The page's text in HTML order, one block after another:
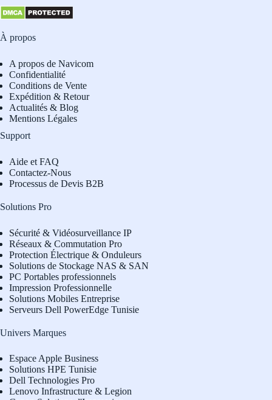
À propos
A propos de Navicom
Confidentialité
Conditions de Vente
Expédition & Retour
Actualités & Blog
Mentions Légales
Support
Aide et FAQ
Contactez-Nous
Processus de Devis B2B
Solutions Pro
Sécurité & Vidéosurveillance IP
Réseaux & Commutation Pro
Protection Électrique & Onduleurs
Solutions de Stockage NAS & SAN
PC Portables professionnels
Impression Professionnelle
Solutions Mobiles Entreprise
Serveurs Dell PowerEdge Tunisie
Univers Marques
Espace Apple Business
Solutions HPE Tunisie
Dell Technologies Pro
Lenovo Infrastructure & Legion